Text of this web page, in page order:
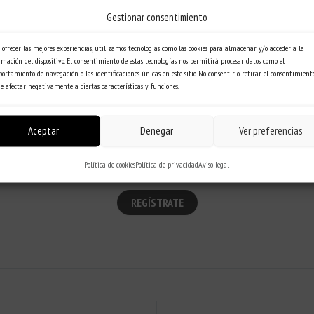
Gestionar consentimiento
ofrecer las mejores experiencias, utilizamos tecnologías como las cookies para almacenar y/o acceder a la
del dispositivo. El consentimiento de estas tecnologías nos permitirá procesar datos como el
de navegación o las identificaciones únicas en este sitio. No consentir o retirar el
afectar negativamente a ciertas características y funciones.
Aceptar Denegar Ver preferencias
Política de cookiesPolítica de privacidadAviso legal
formaciones, social media kit, material para tu centro y mucho más)?
CONVIÉRTETE EN CLIENTE [ COMFORT ZONE ]
¿YA ERES CLIENTE?
REGÍSTRATE